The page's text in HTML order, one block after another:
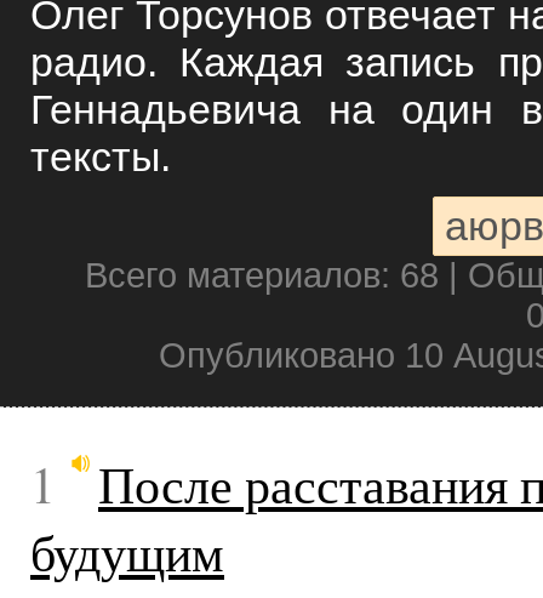
Олег Торсунов отвечает
радио. Каждая запись
Геннадьевича на один
тексты.
Всего материалов: 68 |
Опубликовано 10
1
После расставания
будущим